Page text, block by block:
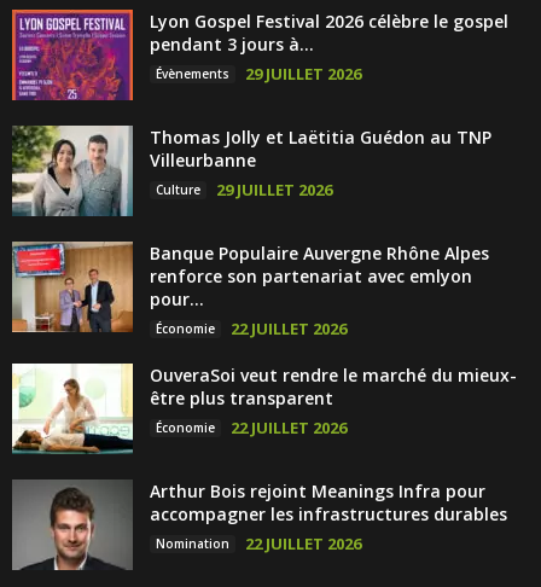
Lyon Gospel Festival 2026 célèbre le gospel
pendant 3 jours à...
Évènements 29 JUILLET 2026
Thomas Jolly et Laëtitia Guédon au TNP
Villeurbanne
Culture 29 JUILLET 2026
Banque Populaire Auvergne Rhône Alpes
renforce son partenariat avec emlyon
pour...
Économie 22 JUILLET 2026
OuveraSoi veut rendre le marché du mieux-
être plus transparent
Économie 22 JUILLET 2026
Arthur Bois rejoint Meanings Infra pour
accompagner les infrastructures durables
Nomination 22 JUILLET 2026